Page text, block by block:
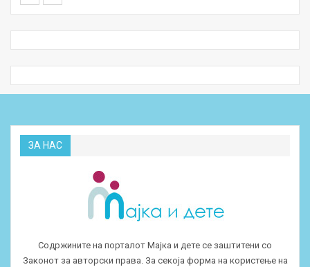
ЗА НАС
Содржините на порталот Мајка и дете се заштитени со
Законот за авторски права. За секоја форма на користење на